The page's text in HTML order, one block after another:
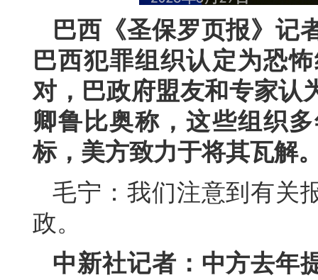
巴西《圣保罗页报》记
巴西犯罪组织认定为恐
对，巴政府盟友和专家认
卿鲁比奥称，这些组织
标，美方致力于将其瓦解
毛宁：我们注意到有关
政。
中新社记者：中方去年